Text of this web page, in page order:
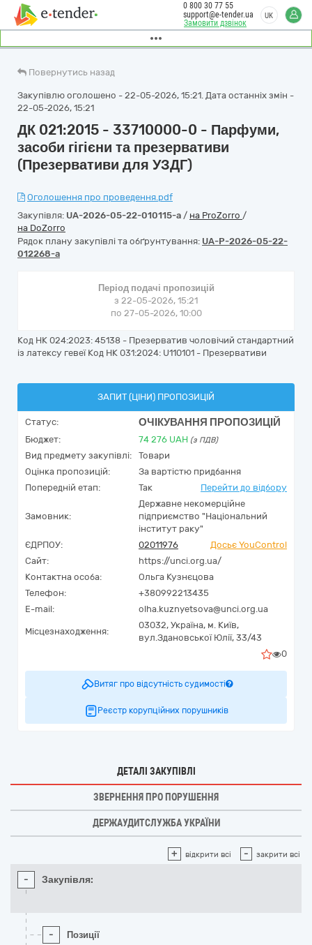
Замовити дзвінок
0 800 30 77 55
support@e-tender.ua
UK
Повернутись назад
Закупівлю оголошено - 22-05-2026, 15:21. Дата останніх змін -
22-05-2026, 15:21
ДК 021:2015 - 33710000-0 - Парфуми,
засоби гігієни та презервативи
(Презервативи для УЗДГ)
Оголошення про проведення.pdf
Закупівля: UA-2026-05-22-010115-a / на ProZorro /
на DoZorro
Рядок плану закупівлі та обґрунтування: UA-P-2026-05-22-
012268-a
Період подачі пропозицій
з 22-05-2026, 15:21
по 27-05-2026, 10:00
Код НК 024:2023: 45138 - Презерватив чоловічий стандартний
із латексу гевеї Код НК 031:2024: U110101 - Презервативи
ЗАПИТ (ЦІНИ) ПРОПОЗИЦІЙ
Статус: ОЧІКУВАННЯ ПРОПОЗИЦІЙ
Бюджет: 74 276 UAH (з ПДВ)
Вид предмету закупівлі:
Товари
Оцінка пропозицій:
За вартістю придбання
Попередній етап:
Так Перейти до відбору
Замовник:
Державне некомерційне
підприємство "Національний
інститут раку"
ЄДРПОУ:
02011976
Досьє YouControl
Сайт:
https://unci.org.ua/
Контактна особа:
Ольга Кузнєцова
Телефон:
+380992213435
E-mail:
olha.kuznyetsova@unci.org.ua
Місцезнаходження:
03032, Україна, м. Київ,
вул.Здановської Юлії, 33/43
0
Витяг про відсутність судимості
Реєстр корупційних порушників
ДЕТАЛІ ЗАКУПІВЛІ
ЗВЕРНЕННЯ ПРО ПОРУШЕННЯ
ДЕРЖАУДИТСЛУЖБА УКРАЇНИ
+ відкрити всі - закрити всі
- Закупівля:
- Позиції